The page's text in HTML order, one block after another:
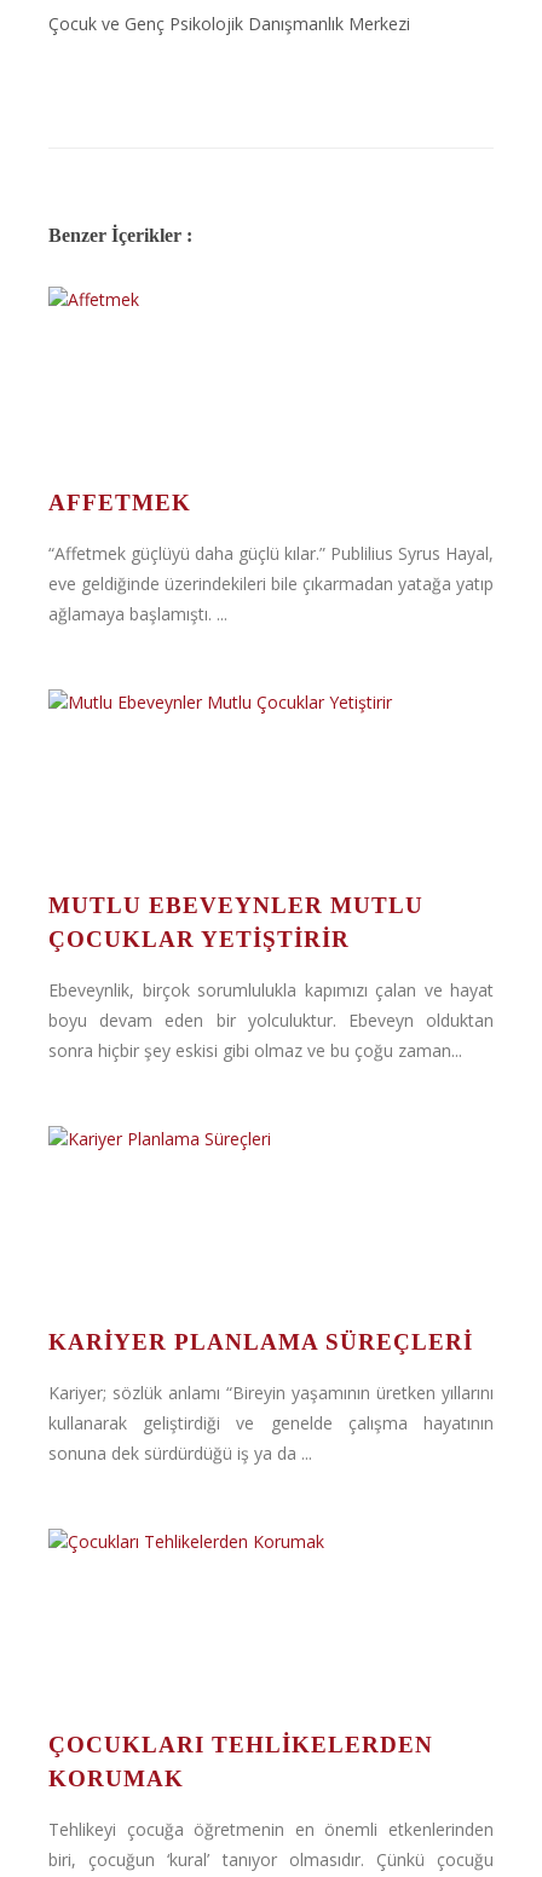
Çocuk ve Genç Psikolojik Danışmanlık Merkezi
Benzer İçerikler :
AFFETMEK
“Affetmek güçlüyü daha güçlü kılar.” Publilius Syrus Hayal,
eve geldiğinde üzerindekileri bile çıkarmadan yatağa yatıp
ağlamaya başlamıştı. ...
MUTLU EBEVEYNLER MUTLU
ÇOCUKLAR YETIŞTIRIR
Ebeveynlik, birçok sorumlulukla kapımızı çalan ve hayat
boyu devam eden bir yolculuktur. Ebeveyn olduktan
sonra hiçbir şey eskisi gibi olmaz ve bu çoğu zaman...
KARIYER PLANLAMA SÜREÇLERI
Kariyer; sözlük anlamı “Bireyin yaşamının üretken yıllarını
kullanarak geliştirdiği ve genelde çalışma hayatının
sonuna dek sürdürdüğü iş ya da ...
ÇOCUKLARI TEHLIKELERDEN
KORUMAK
Tehlikeyi çocuğa öğretmenin en önemli etkenlerinden
biri, çocuğun ‘kural’ tanıyor olmasıdır. Çünkü çocuğu